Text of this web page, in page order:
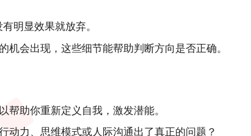
明显效果就放弃。
会出现，这些细节能帮助判断方向是否正确。
帮助你重新定义自我，激发潜能。
动力、思维模式或人际沟通出了真正的问题？